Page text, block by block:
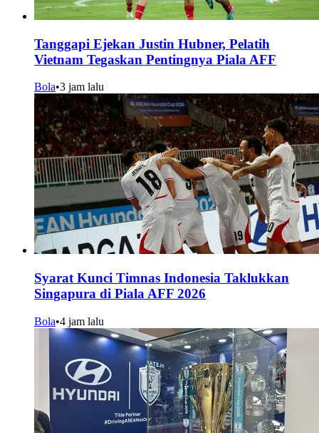
Tanggapi Ejekan Justin Hubner, Pelatih
Vietnam Tegaskan Pentingnya Piala AFF
Bola•3 jam lalu
Syarat Kunci Timnas Indonesia Taklukkan
Singapura di Piala AFF 2026
Bola•4 jam lalu